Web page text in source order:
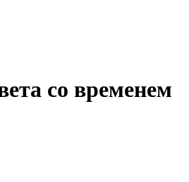
со временем